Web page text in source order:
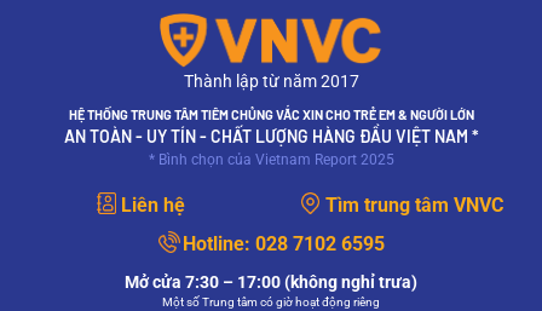
Thành lập từ năm 2017
HỆ THỐNG TRUNG TÂM TIÊM CHỦNG VẮC XIN CHO TRẺ EM & NGƯỜI LỚN
AN TOÀN - UY TÍN - CHẤT LƯỢNG HÀNG ĐẦU VIỆT NAM *
* Bình chọn của Vietnam Report 2025
Liên hệ
Tìm trung tâm VNVC
Hotline: 028 7102 6595
Mở cửa 7:30 – 17:00 (không nghỉ trưa)
Một số Trung tâm có giờ hoạt động riêng